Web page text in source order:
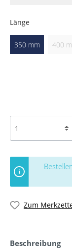
Länge
350 mm 400
Zum
Beschreibung